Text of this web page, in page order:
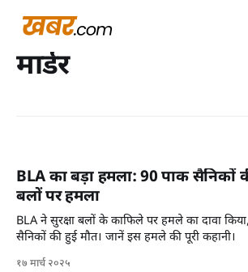
मार्डर
BLA का बड़ा हमला: 90 पाक सैनिकों
बलों पर हमला
BLA ने सुरक्षा बलों के काफिले पर हमले का दावा
सैनिकों की हुई मौत। जानें इस हमले की पूरी कहानी।
१७ मार्च २०२५